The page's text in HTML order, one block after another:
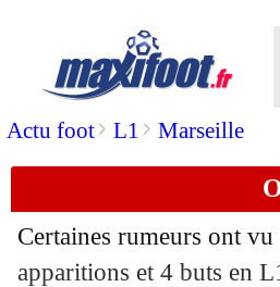
Actu foot> L1 > Marseille
Certaines rumeurs ont
apparitions et 4 buts en
: Leny Yoro
17/07 Barça: Man City
17/07 Juve: les fans ne
17/07 Troyes : Larouci